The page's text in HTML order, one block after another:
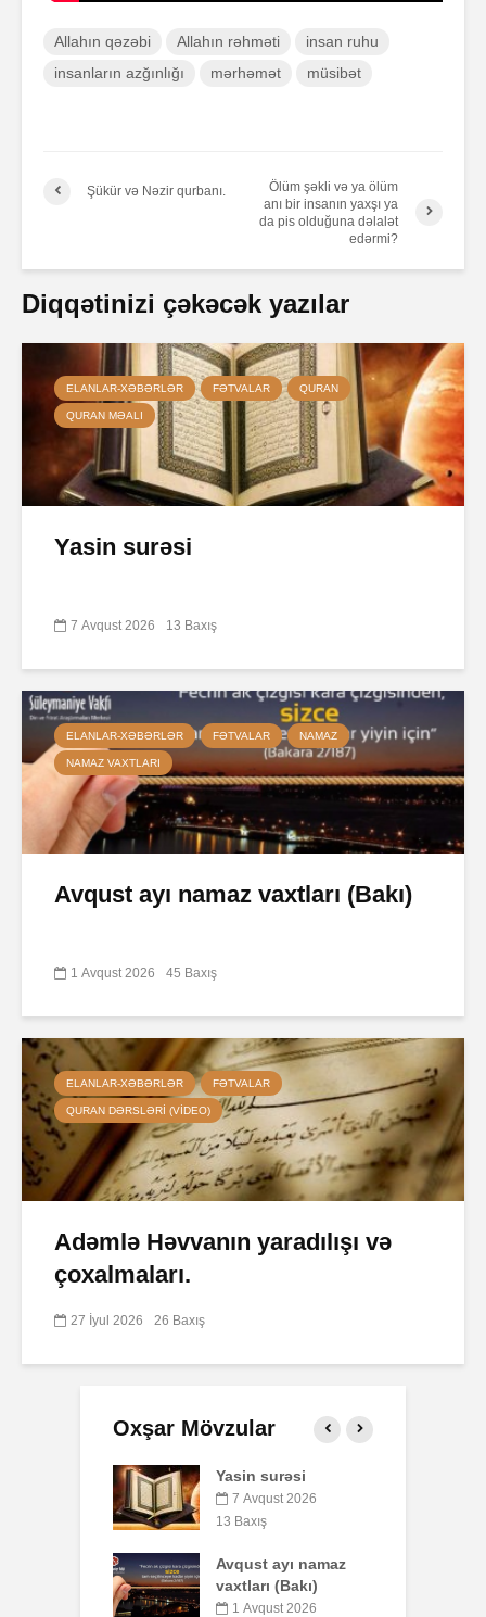
Allahın qəzəbi Allahın rəhməti
insan ruhu
insanların azğınlığı
mərhəmət müsibət
Şükür və Nəzir qurbanı.
Ölüm şəkli və ya ölüm
anı bir insanın yaxşı ya
da pis olduğuna dəlalət
edərmi?
Diqqətinizi çəkəcək yazılar
ELANLAR-XƏBƏRLƏR FƏTVALAR QURAN
QURAN MƏALI
Yasin surəsi
7 Avqust 2026 13 Baxış
ELANLAR-XƏBƏRLƏR FƏTVALAR NAMAZ
NAMAZ VAXTLARI
Avqust ayı namaz vaxtları (Bakı)
1 Avqust 2026 45 Baxış
ELANLAR-XƏBƏRLƏR FƏTVALAR
QURAN DƏRSLƏRI (VIDEO)
Adəmlə Həvvanın yaradılışı və
çoxalmaları.
27 İyul 2026 26 Baxış
Oxşar Mövzular
Qeyri-müsəlmanı
öldürən bir
müsəlmana qisas
edilərmi?
17 İyul 2026
30 Baxış